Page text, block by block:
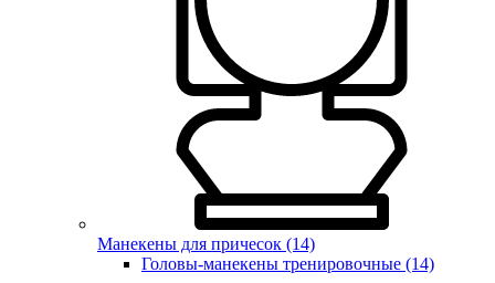
Манекены для причесок (14)
Головы-манекены тренировочные (14)